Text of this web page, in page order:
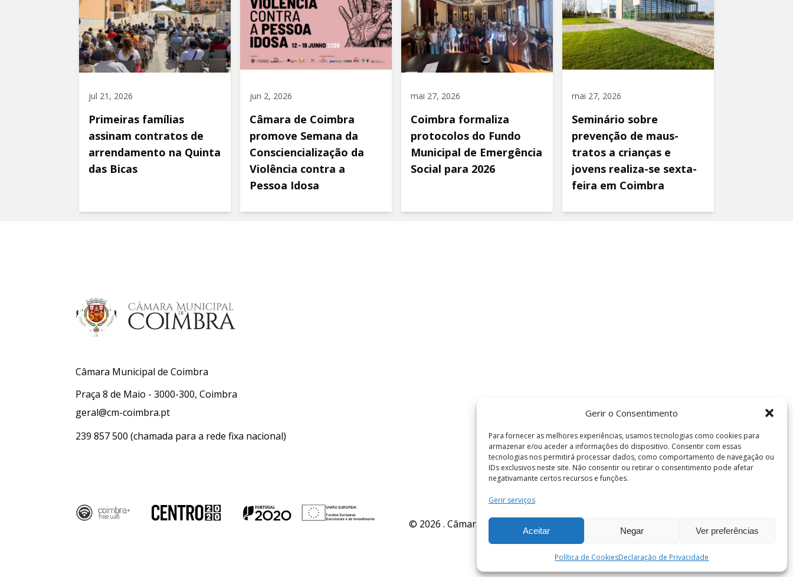
Gerir o Consentimento
Para fornecer as melhores experiências, usamos tecnologias como cookies para
armazenar e/ou aceder a informações do dispositivo. Consentir com essas
tecnologias nos permitirá processar dados, como comportamento de navegação ou
IDs exclusivos neste site. Não consentir ou retirar o consentimento pode afetar
negativamante certos recursos e funções.
Gerir serviços
Aceitar Negar Ver preferências
Política de CookiesDeclaração de Privacidade
jul 21, 2026
Primeiras famílias
assinam contratos de
arrendamento na Quinta
das Bicas
jun 2, 2026
Câmara de Coimbra
promove Semana da
Consciencialização da
Violência contra a
Pessoa Idosa
mai 27, 2026
Coimbra formaliza
protocolos do Fundo
Municipal de Emergência
Social para 2026
mai 27, 2026
Seminário sobre
prevenção de maus-
tratos a crianças e
jovens realiza-se sexta-
feira em Coimbra
Câmara Municipal de Coimbra
Praça 8 de Maio - 3000-300, Coimbra
geral@cm-coimbra.pt
239 857 500 (chamada para a rede fixa nacional)
© 2026 . Câmara Municipal de Coimbra . Todos os direitos reservados.